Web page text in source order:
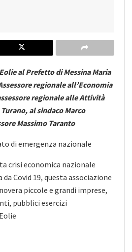
al Prefetto di Messina Maria
regionale all’Economia
regionale alle Attività
al sindaco Marco
Massimo Taranto
di emergenza nazionale
crisi economica nazionale
Covid 19, questa associazione
piccole e grandi imprese,
pubblici esercizi